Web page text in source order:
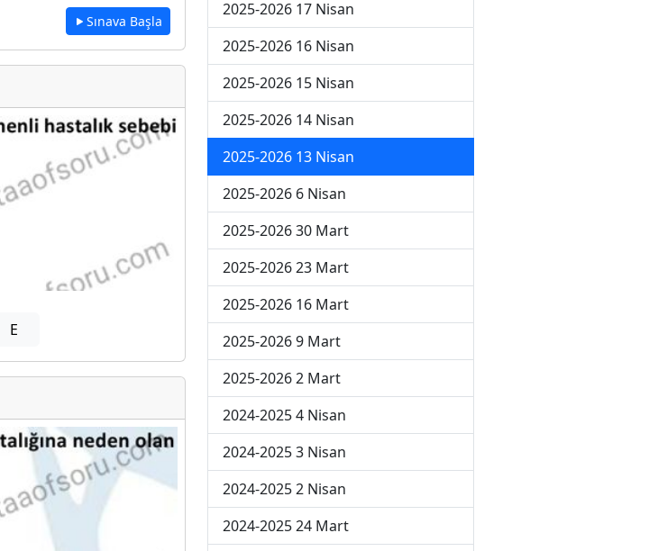
Sınava Başla
E
2025-2026 17 Nisan
2025-2026 16 Nisan
2025-2026 15 Nisan
2025-2026 14 Nisan
2025-2026 13 Nisan
2025-2026 6 Nisan
2025-2026 30 Mart
2025-2026 23 Mart
2025-2026 16 Mart
2025-2026 9 Mart
2025-2026 2 Mart
2024-2025 4 Nisan
2024-2025 3 Nisan
2024-2025 2 Nisan
2024-2025 24 Mart